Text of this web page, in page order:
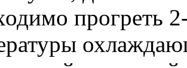
прогреть